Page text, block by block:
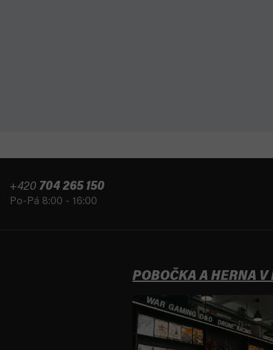
+420 704 265 150
Po-Pá 8:00 - 16:00
POBOČKA A HERNA V